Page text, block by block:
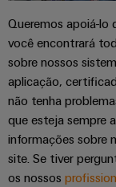
tratamento
de
água
e
resíduos
Calhas
de
Caixas
e
Queremos apoiá-lo
você encontrará
sobre nossos
aplicação,
não tenha
que esteja sempre
informações sobre
site. Se tiver
os nossos